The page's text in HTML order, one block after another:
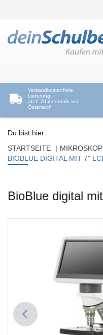
Versandkostenfreie
Lieferung
ab € 70 innerhalb von
Österreich
Du bist hier:
STARTSEITE
BIOBLUE DIGITAL MIT 7"
BioBlue digital